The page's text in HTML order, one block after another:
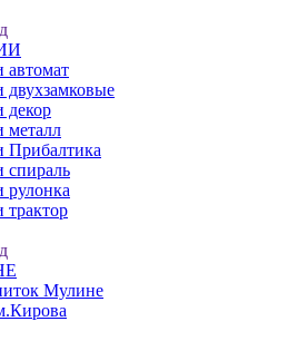
Мулине